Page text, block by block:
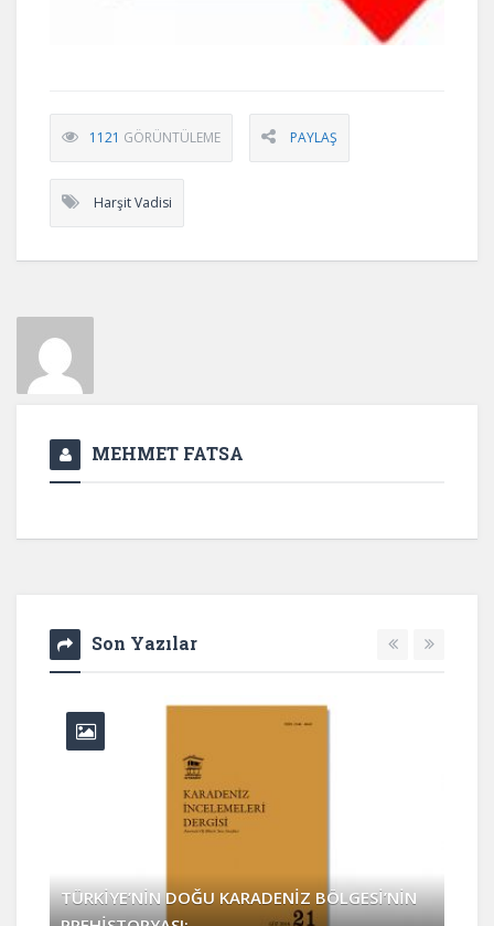
1121 GÖRÜNTÜLEME PAYLAŞ
Harşit Vadisi
MEHMET FATSA
Son Yazılar
TÜRKİYE’NİN DOĞU KARADENİZ BÖLGESİ’NİN